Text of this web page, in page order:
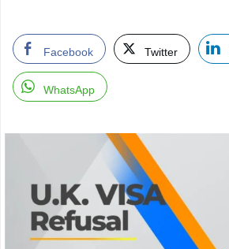
Facebook Twitter
WhatsApp